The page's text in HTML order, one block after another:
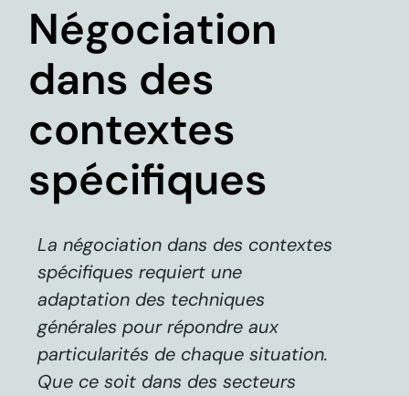
Négociation
dans des
contextes
spécifiques
La négociation dans des contextes
spécifiques requiert une
adaptation des techniques
générales pour répondre aux
particularités de chaque situation.
Que ce soit dans des secteurs